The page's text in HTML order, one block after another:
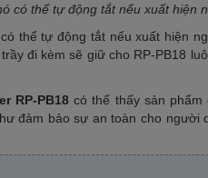
có thể tự động tắt nếu xuất hiện
thể tự động tắt nếu xuất hiện
đi kèm sẽ giữ cho RP-PB18
RP-PB18 có thể thấy sản
đảm bảo sự an toàn cho người